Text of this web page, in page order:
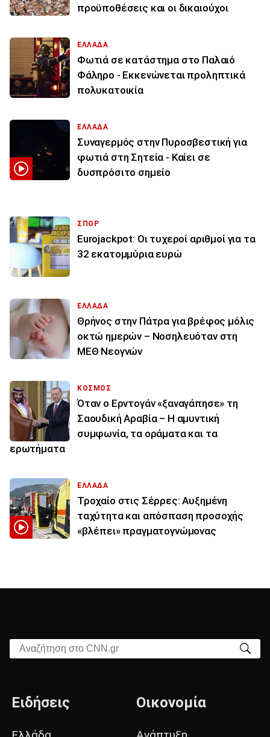
προϋποθέσεις και οι δικαιούχοι
ΕΛΛΑΔΑ
Φωτιά σε κατάστημα στο Παλαιό
Φάληρο - Εκκενώνεται προληπτικά
πολυκατοικία
ΕΛΛΑΔΑ
Συναγερμός στην Πυροσβεστική για
φωτιά στη Σητεία - Καίει σε
δυσπρόσιτο σημείο
ΣΠΟΡ
Eurojackpot: Οι τυχεροί αριθμοί για τα
32 εκατoμμύρια ευρώ
ΕΛΛΑΔΑ
Θρήνος στην Πάτρα για βρέφος μόλις
οκτώ ημερών – Νοσηλευόταν στη
ΜΕΘ Νεογνών
ΚΟΣΜΟΣ
Όταν ο Ερντογάν «ξαναγάπησε» τη
Σαουδική Αραβία – Η αμυντική
συμφωνία, τα οράματα και τα
ερωτήματα
ΕΛΛΑΔΑ
Τροχαίο στις Σέρρες: Αυξημένη
ταχύτητα και απόσπαση προσοχής
«βλέπει» πραγματογνώμονας
Αναζήτηση στο CNN.gr
Ειδήσεις Οικονομία